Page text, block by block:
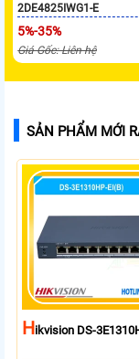
2DE4825IWG1-E
5%-35%
Giá Gốc: Liên hệ
SẢN PHẨM MỚI
HIkvision DS-